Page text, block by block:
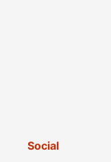
Social